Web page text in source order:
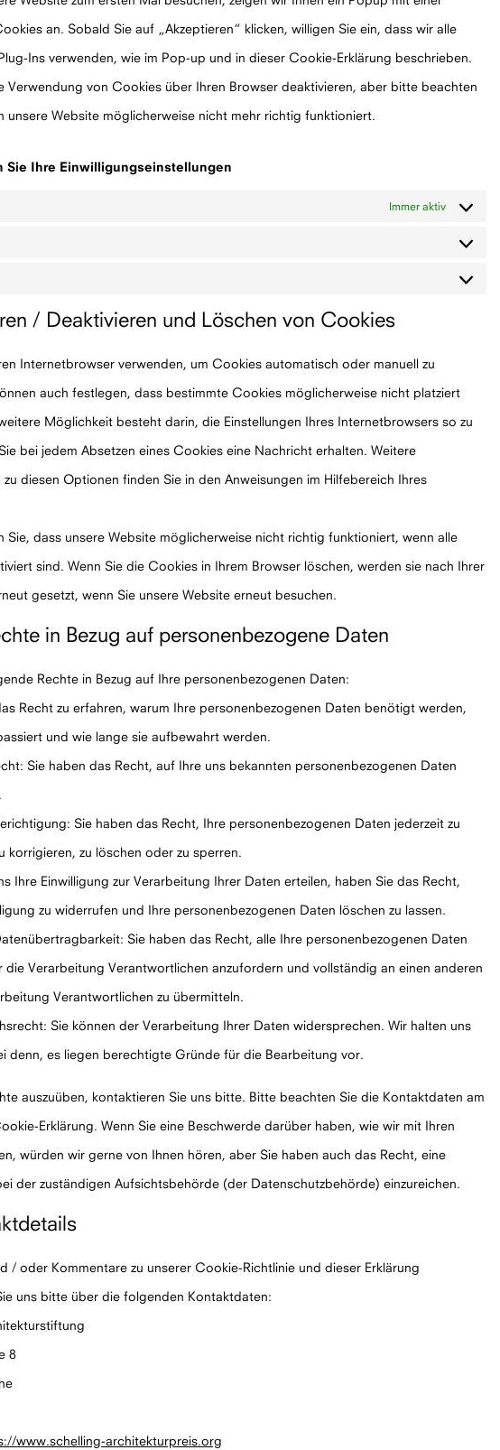
an. Sobald Sie auf „Akzeptieren“ klicken, willigen Sie ein, dass wir alle
Ins verwenden, wie im Pop-up und in dieser Cookie-Erklärung beschrieben.
Verwendung von Cookies über Ihren Browser deaktivieren, aber bitte beachten
unsere Website möglicherweise nicht mehr richtig funktioniert.
Sie Ihre Einwilligungseinstellungen
Immer aktiv
Statistiken
Marketing
/ Deaktivieren und Löschen von Cookies
Internetbrowser verwenden, um Cookies automatisch oder manuell zu
auch festlegen, dass bestimmte Cookies möglicherweise nicht platziert
Möglichkeit besteht darin, die Einstellungen Ihres Internetbrowsers so zu
bei jedem Absetzen eines Cookies eine Nachricht erhalten. Weitere
diesen Optionen finden Sie in den Anweisungen im Hilfebereich Ihres
Sie, dass unsere Website möglicherweise nicht richtig funktioniert, wenn alle
sind. Wenn Sie die Cookies in Ihrem Browser löschen, werden sie nach Ihrer
gesetzt, wenn Sie unsere Website erneut besuchen.
in Bezug auf personenbezogene Daten
Rechte in Bezug auf Ihre personenbezogenen Daten:
Recht zu erfahren, warum Ihre personenbezogenen Daten benötigt werden,
und wie lange sie aufbewahrt werden.
Sie haben das Recht, auf Ihre uns bekannten personenbezogenen Daten
Sie haben das Recht, Ihre personenbezogenen Daten jederzeit zu
korrigieren, zu löschen oder zu sperren.
Ihre Einwilligung zur Verarbeitung Ihrer Daten erteilen, haben Sie das Recht,
zu widerrufen und Ihre personenbezogenen Daten löschen zu lassen.
Sie haben das Recht, alle Ihre personenbezogenen Daten
die Verarbeitung Verantwortlichen anzufordern und vollständig an einen anderen
Verantwortlichen zu übermitteln.
Sie können der Verarbeitung Ihrer Daten widersprechen. Wir halten uns
denn, es liegen berechtigte Gründe für die Bearbeitung vor.
auszuüben, kontaktieren Sie uns bitte. Bitte beachten Sie die Kontaktdaten am
Erklärung. Wenn Sie eine Beschwerde darüber haben, wie wir mit Ihren
würden wir gerne von Ihnen hören, aber Sie haben auch das Recht, eine
der zuständigen Aufsichtsbehörde (der Datenschutzbehörde) einzureichen.
/ oder Kommentare zu unserer Cookie-Richtlinie und dieser Erklärung
uns bitte über die folgenden Kontaktdaten:
8
www.schelling-architekturpreis.org